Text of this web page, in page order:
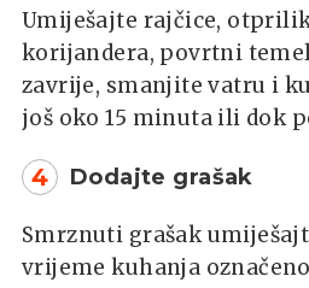
Umiješajte rajčice,
korijandera, povrtni
zavrije, smanjite vatru i
još oko 15 minuta ili dok
4 Dodajte grašak
Smrznuti grašak
vrijeme kuhanja